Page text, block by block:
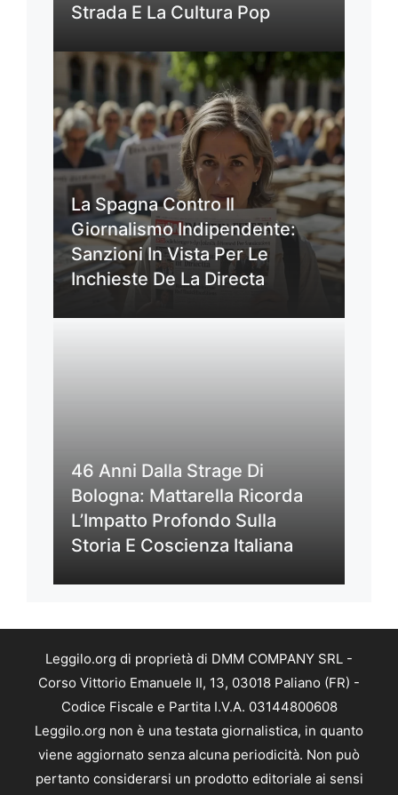
Strada E La Cultura Pop
La Spagna Contro Il
Giornalismo Indipendente:
Sanzioni In Vista Per Le
Inchieste De La Directa
46 Anni Dalla Strage Di
Bologna: Mattarella Ricorda
L’Impatto Profondo Sulla
Storia E Coscienza Italiana
Leggilo.org di proprietà di DMM COMPANY SRL -
Corso Vittorio Emanuele II, 13, 03018 Paliano (FR) -
Codice Fiscale e Partita I.V.A. 03144800608
Leggilo.org non è una testata giornalistica, in quanto
viene aggiornato senza alcuna periodicità. Non può
pertanto considerarsi un prodotto editoriale ai sensi